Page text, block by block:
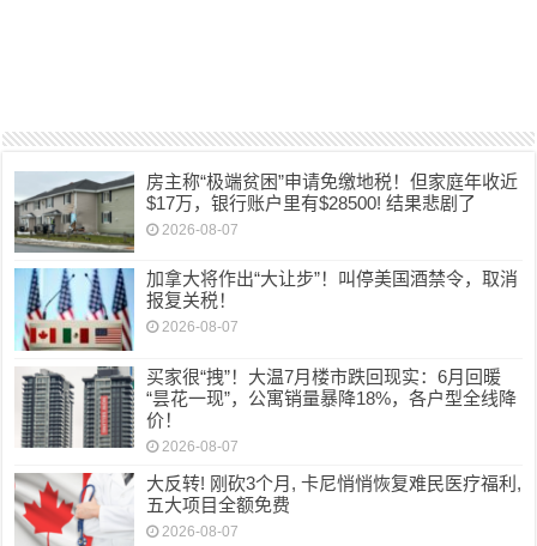
房主称“极端贫困”申请免缴地税！但家庭年收近
$17万，银行账户里有$28500! 结果悲剧了
2026-08-07
加拿大将作出“大让步”！叫停美国酒禁令，取消
报复关税！
2026-08-07
买家很“拽”！大温7月楼市跌回现实：6月回暖
“昙花一现”，公寓销量暴降18%，各户型全线降
价！
2026-08-07
大反转! 刚砍3个月, 卡尼悄悄恢复难民医疗福利,
五大项目全额免费
2026-08-07